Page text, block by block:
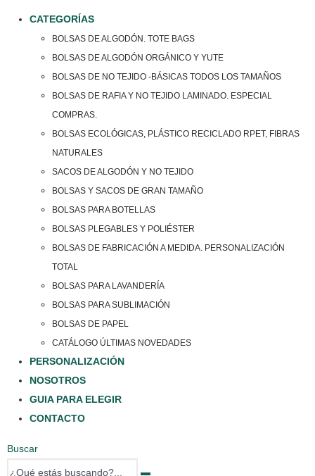
CATEGORÍAS
BOLSAS DE ALGODÓN. TOTE BAGS
BOLSAS DE ALGODÓN ORGÁNICO Y YUTE
BOLSAS DE NO TEJIDO -BÁSICAS TODOS LOS TAMAÑOS
BOLSAS DE RAFIA Y NO TEJIDO LAMINADO. ESPECIAL
COMPRAS.
BOLSAS ECOLÓGICAS, PLÁSTICO RECICLADO RPET, FIBRAS
NATURALES
SACOS DE ALGODÓN Y NO TEJIDO
BOLSAS Y SACOS DE GRAN TAMAÑO
BOLSAS PARA BOTELLAS
BOLSAS PLEGABLES Y POLIÉSTER
BOLSAS DE FABRICACIÓN A MEDIDA. PERSONALIZACIÓN
TOTAL
BOLSAS PARA LAVANDERÍA
BOLSAS PARA SUBLIMACIÓN
BOLSAS DE PAPEL
CATÁLOGO ÚLTIMAS NOVEDADES
PERSONALIZACIÓN
NOSOTROS
GUIA PARA ELEGIR
CONTACTO
Buscar